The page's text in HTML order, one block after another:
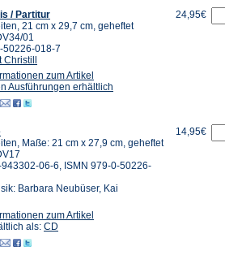
/ Partitur
21 cm x 29,7 cm, geheftet
01
50226-018-7
Christill
zum Artikel
Ausführungen erhältlich
24,95€
Maße: 21 cm x 27,9 cm, geheftet
06-6, ISMN 979-0-50226-
Barbara Neubüser, Kai
zum Artikel
als: CD
14,95€